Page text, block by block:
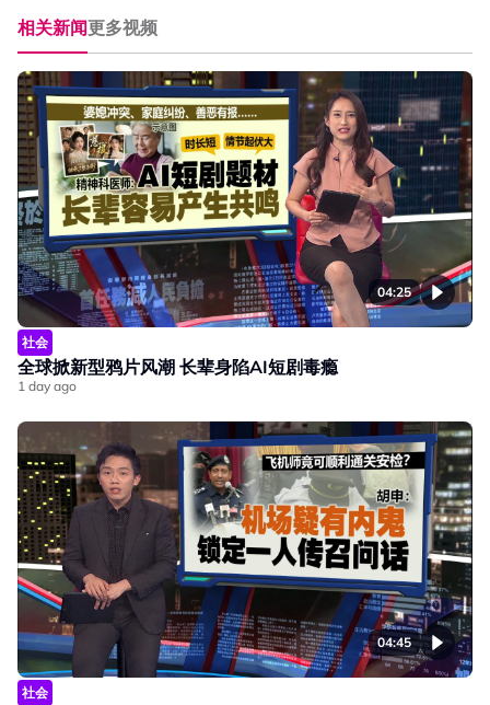
相关新闻更多视频
04:25
社会
全球掀新型鸦片风潮 长辈身陷AI短剧毒瘾
1 day ago
04:45
社会